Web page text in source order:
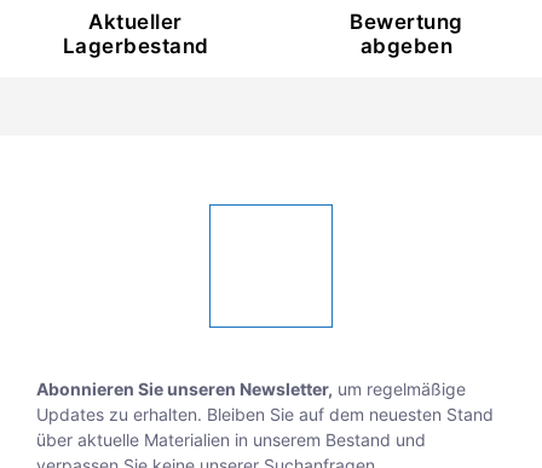
Aktueller
Lagerbestand
Bewertung
abgeben
Abonnieren Sie unseren Newsletter, um regelmäßige
Updates zu erhalten. Bleiben Sie auf dem neuesten Stand
über aktuelle Materialien in unserem Bestand und